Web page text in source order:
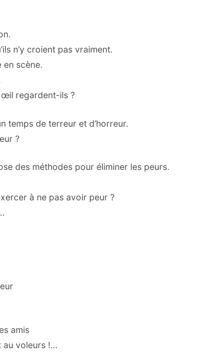
n’y croient pas vraiment.
en scène.
œil regardent-ils ?
temps de terreur et d’horreur.
?
des méthodes pour éliminer les peurs.
à ne pas avoir peur ?
amis
au voleurs !…